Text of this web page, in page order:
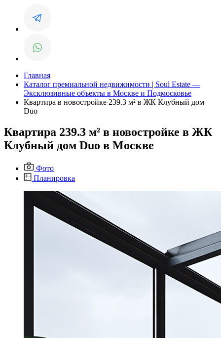
Главная
Каталог премиальной недвижимости | Soul Estate —
Эксклюзивные объекты в Москве и Подмосковье
Квартира в новостройке 239.3 м² в ЖК Клубный дом
Duo
Квартира 239.3 м² в новостройке в ЖК
Клубный дом Duo в Москве
Фото
Планировка